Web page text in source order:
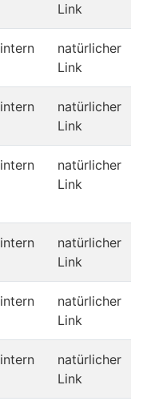
Link
intern
natürlicher
Link
intern
natürlicher
Link
intern
natürlicher
Link
intern
natürlicher
Link
intern
natürlicher
Link
intern
natürlicher
Link